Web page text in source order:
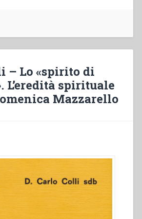
dell’Ecuador”
– Lo «spirito di
L’eredità spirituale
Mazzarello